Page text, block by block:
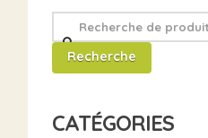
Recherche
pour
:
Recherche
CATÉGORIES